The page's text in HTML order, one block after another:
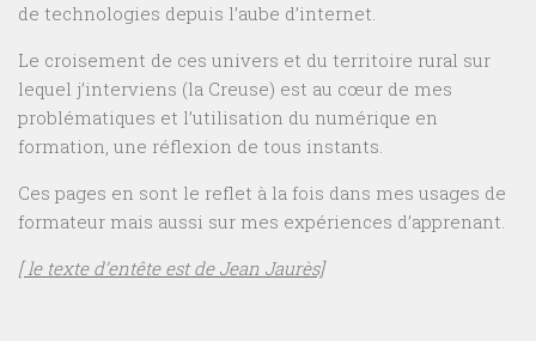
de technologies depuis l’aube d’internet.
Le croisement de ces univers et du territoire rural sur
lequel j’interviens (la Creuse) est au cœur de mes
problématiques et l’utilisation du numérique en
formation, une réflexion de tous instants.
Ces pages en sont le reflet à la fois dans mes usages de
formateur mais aussi sur mes expériences d’apprenant.
[ le texte d’entête est de Jean Jaurès]